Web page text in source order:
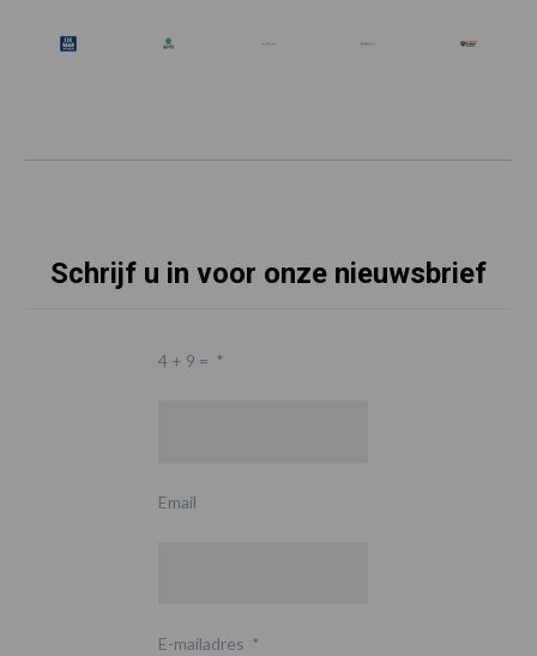
Schrijf u in voor onze nieuwsbrief
4 + 9 = *
Email
E-mailadres *